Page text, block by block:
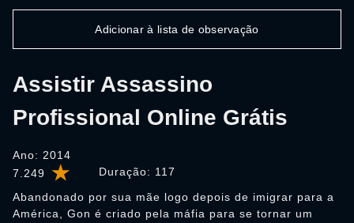
7.249 Duração: 117
Assistir Assassino
Profissional Online Grátis
Ano: 2014
Abandonado por sua mãe logo depois de imigrar para a
América, Gon é criado pela máfia para se tornar um
Adicionar à lista de observação